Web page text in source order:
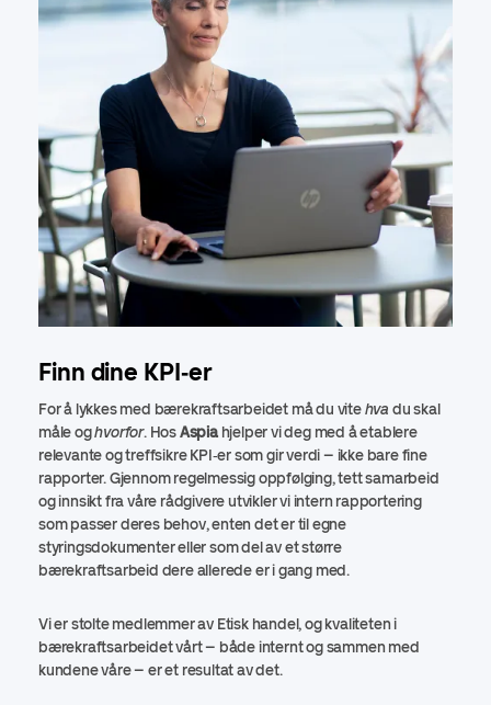
Finn dine KPI‑er
For å lykkes med bærekraftsarbeidet må du vitehva du skal
måle oghvorfor. HosAspiahjelper vi deg med å etablere
relevante og treffsikre KPI‑er som gir verdi – ikke bare fine
rapporter. Gjennom regelmessig oppfølging, tett samarbeid
og innsikt fra våre rådgivere utvikler vi intern rapportering
som passer deres behov, enten det er til egne
styringsdokumenter eller som del av et større
bærekraftsarbeid dere allerede er i gang med.
Vi er stolte medlemmer av Etisk handel, og kvaliteten i
bærekraftsarbeidet vårt – både internt og sammen med
kundene våre – er et resultat av det.